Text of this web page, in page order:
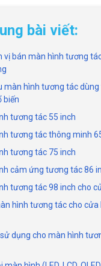
bài viết:
vị bán màn hình tương
màn hình tương tác
biến
tương tác 55 inch
tương tác thông minh
tương tác 75 inch
cảm ứng tương tác 86
tương tác 98 inch cho
hình tương tác cho
dụng cho màn hình